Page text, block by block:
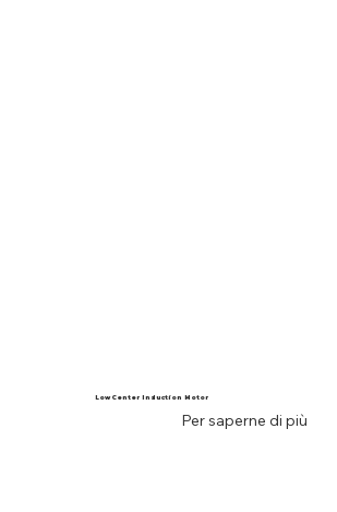
Low Center Induction Motor
Per saperne di più